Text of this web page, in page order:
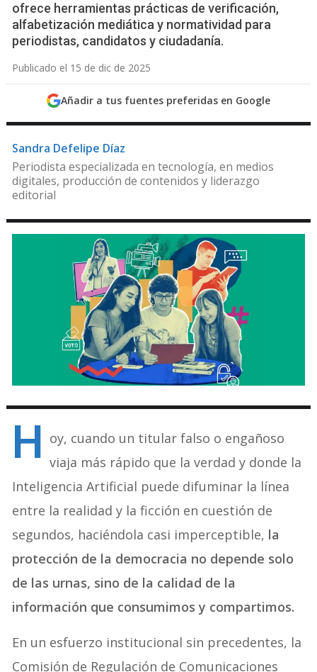
ofrece herramientas prácticas de verificación,
alfabetización mediática y normatividad para
periodistas, candidatos y ciudadanía.
Publicado el 15 de dic de 2025
Añadir a tus fuentes preferidas en Google
Sandra Defelipe Díaz
Periodista especializada en tecnología, en medios
digitales, producción de contenidos y liderazgo
editorial
H oy, cuando un titular falso o engañoso
viaja más rápido que la verdad y donde la
Inteligencia Artificial puede difuminar la línea
entre la realidad y la ficción en cuestión de
segundos, haciéndola casi imperceptible, la
protección de la democracia no depende solo
de las urnas, sino de la calidad de la
información que consumimos y compartimos.
En un esfuerzo institucional sin precedentes, la
Comisión de Regulación de Comunicaciones